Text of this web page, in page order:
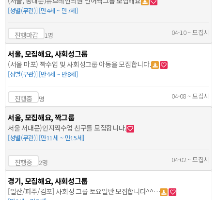
[성별(무관)] [만4세 ~ 만7세]
진행마감 1명 04-10 ~ 모집시
서울, 모집해요, 사회성그룹
(서울 마포) 짝수업 및 사회성그룹 아동을 모집합니다.
[성별(무관)] [만4세 ~ 만8세]
진행중 명 04-08 ~ 모집시
서울, 모집해요, 짝그룹
서울 서대문)인지짝수업 친구를 모집합니다.
[성별(무관)] [만11세 ~ 만15세]
진행중 2명 04-02 ~ 모집시
경기, 모집해요, 사회성그룹
[일산/파주/김포] 사회성 그룹 토요일반 모집합니다^^…